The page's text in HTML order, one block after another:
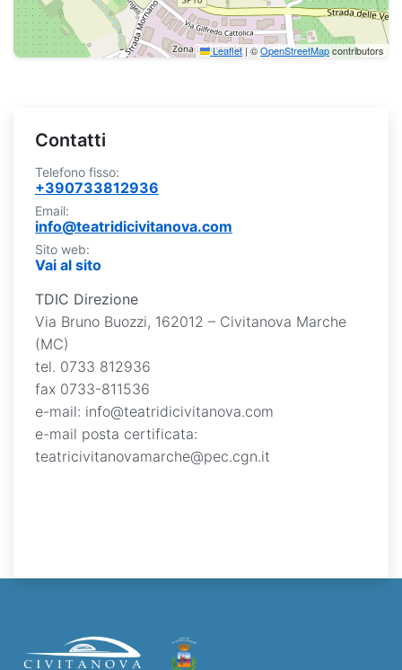
Leaflet | ©OpenStreetMapcontributors
Contatti
Telefono fisso:
+390733812936
Email:
info@teatridicivitanova.com
Sito web:
Vai al sito
TDIC Direzione
Via Bruno Buozzi, 162012 – Civitanova Marche
(MC)
tel. 0733 812936
fax 0733-811536
e-mail: info@teatridicivitanova.com
e-mail posta certificata:
teatricivitanovamarche@pec.cgn.it